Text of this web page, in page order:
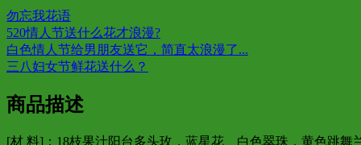
勿忘我花语
520情人节送什么花才浪漫?
白色情人节给男朋友送它，简直太浪漫了...
三八妇女节鲜花送什么？
商品描述
[材 料]：18枝果汁阳台多头玫，蓝星花、白色翠珠，黄色跳舞